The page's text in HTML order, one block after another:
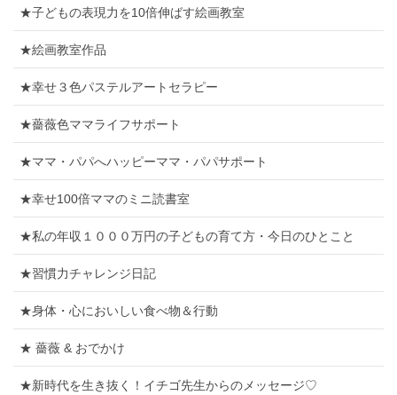
★子どもの表現力を10倍伸ばす絵画教室
★絵画教室作品
★幸せ３色パステルアートセラピー
★薔薇色ママライフサポート
★ママ・パパへハッピーママ・パパサポート
★幸せ100倍ママのミニ読書室
★私の年収１０００万円の子どもの育て方・今日のひとこと
★習慣力チャレンジ日記
★身体・心においしい食べ物＆行動
★ 薔薇 & おでかけ
★新時代を生き抜く！イチゴ先生からのメッセージ♡